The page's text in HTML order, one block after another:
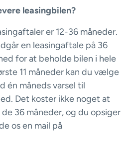
leasingbilen?
er 12-36 måneder.
en leasingaftale på 36
for at beholde bilen i hele
11 måneder kan du vælge
én måneds varsel til
Det koster ikke noget at
36 måneder, og du opsiger
os en mail på